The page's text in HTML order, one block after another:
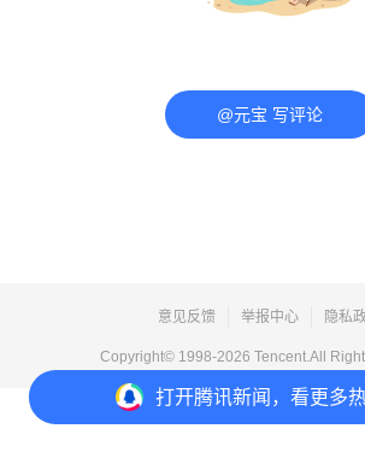
打开腾讯新闻，看更多
@元宝 写评论
意见反馈 举报中心 隐私
Copyright© 1998-2026 Tencent.All